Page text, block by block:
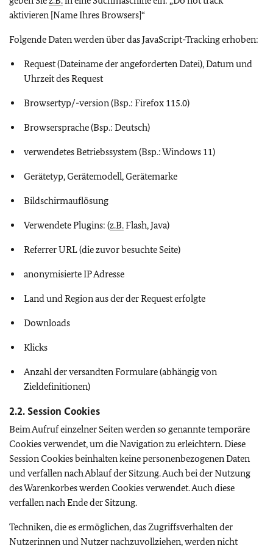
aktivieren [Name Ihres Browsers]“
Folgende Daten werden über das JavaScript-Tracking erhoben:
Request (Dateiname der angeforderten Datei), Datum und
Uhrzeit des Request
Browsertyp/-version (Bsp.: Firefox 115.0)
Browsersprache (Bsp.: Deutsch)
verwendetes Betriebssystem (Bsp.: Windows 11)
Gerätetyp, Gerätemodell, Gerätemarke
Bildschirmauflösung
Verwendete Plugins: (z.B.Flash, Java)
Referrer URL (die zuvor besuchte Seite)
anonymisierte IP Adresse
Land und Region aus der der Request erfolgte
Downloads
Klicks
Anzahl der versandten Formulare (abhängig von
Zieldefinitionen)
2.2. Session Cookies
Beim Aufruf einzelner Seiten werden so genannte temporäre
Cookies verwendet, um die Navigation zu erleichtern. Diese
Session Cookies beinhalten keine personenbezogenen Daten
und verfallen nach Ablauf der Sitzung. Auch bei der Nutzung
des Warenkorbes werden Cookies verwendet. Auch diese
verfallen nach Ende der Sitzung.
Techniken, die es ermöglichen, das Zugriffsverhalten der
Nutzerinnen und Nutzer nachzuvollziehen, werden nicht